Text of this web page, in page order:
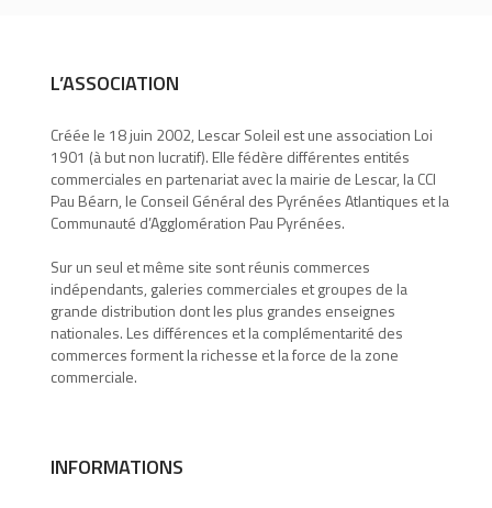
L’ASSOCIATION
Créée le 18 juin 2002, Lescar Soleil est une association Loi
1901 (à but non lucratif). Elle fédère différentes entités
commerciales en partenariat avec la mairie de Lescar, la CCI
Pau Béarn, le Conseil Général des Pyrénées Atlantiques et la
Communauté d’Agglomération Pau Pyrénées.
Sur un seul et même site sont réunis commerces
indépendants, galeries commerciales et groupes de la
grande distribution dont les plus grandes enseignes
nationales. Les différences et la complémentarité des
commerces forment la richesse et la force de la zone
commerciale.
INFORMATIONS